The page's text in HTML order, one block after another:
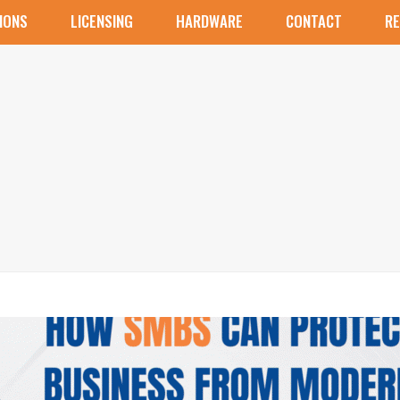
LICENSING HARDWARE CONTACT